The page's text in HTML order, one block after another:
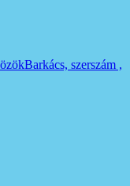
Barkács, szerszám ,